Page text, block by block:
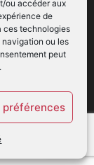
ou accéder aux
de
ces technologies
navigation ou les
peut
préférences